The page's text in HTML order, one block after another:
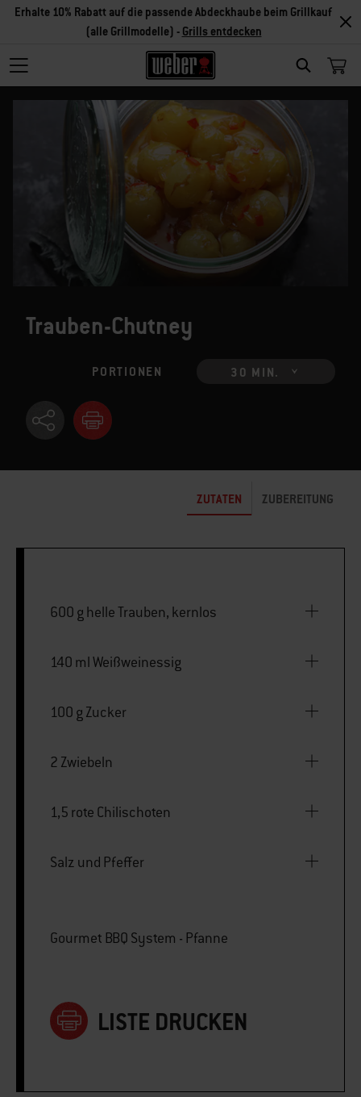
SEARCH
Erhalte 10% Rabatt auf die passende Abdeckhaube beim Grillkauf
(alle Grillmodelle) - Grills entdecken
Trauben-Chutney
PORTIONEN 30 MIN.
ZUTATEN ZUBEREITUNG
600 g helle Trauben, kernlos
140 ml Weißweinessig
100 g Zucker
2 Zwiebeln
1,5 rote Chilischoten
Salz und Pfeffer
Gourmet BBQ System - Pfanne
LISTE DRUCKEN